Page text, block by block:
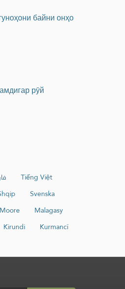
байни онҳо
рӯй
Tiếng Việt
Svenska
Moore
Malagasy
Kirundi
Kurmancî